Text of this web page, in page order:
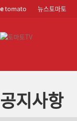
etomato 뉴스토마토
공지사항